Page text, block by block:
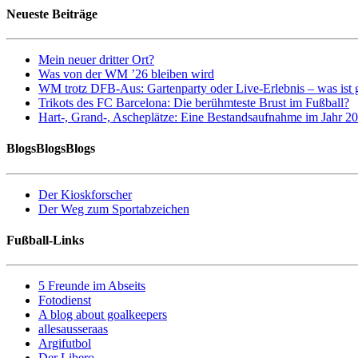
Neueste Beiträge
Mein neuer dritter Ort?
Was von der WM ’26 bleiben wird
WM trotz DFB-Aus: Gartenparty oder Live-Erlebnis – was ist
Trikots des FC Barcelona: Die berühmteste Brust im Fußball?
Hart-, Grand-, Ascheplätze: Eine Bestandsaufnahme im Jahr
BlogsBlogsBlogs
Der Kioskforscher
Der Weg zum Sportabzeichen
Fußball-Links
5 Freunde im Abseits
Fotodienst
A blog about goalkeepers
allesausseraas
Argifutbol